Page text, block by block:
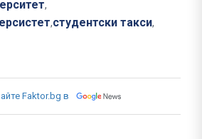
,
,студентски такси,
Faktor.bg в